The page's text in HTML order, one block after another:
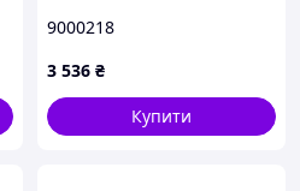
9000218
3 536 ₴
Купити